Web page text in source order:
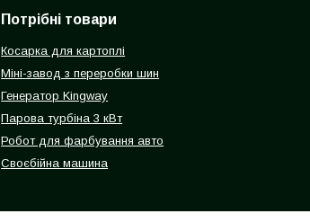
Потрібні товари
Косарка для картоплі
Міні-завод з переробки шин
Генератор Kingway
Парова турбіна 3 кВт
Робот для фарбування авто
Своєбійна машина